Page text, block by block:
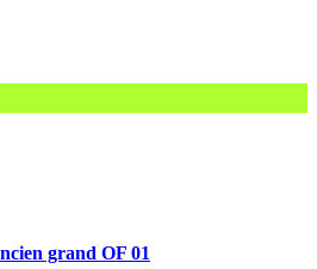
grand OF 01